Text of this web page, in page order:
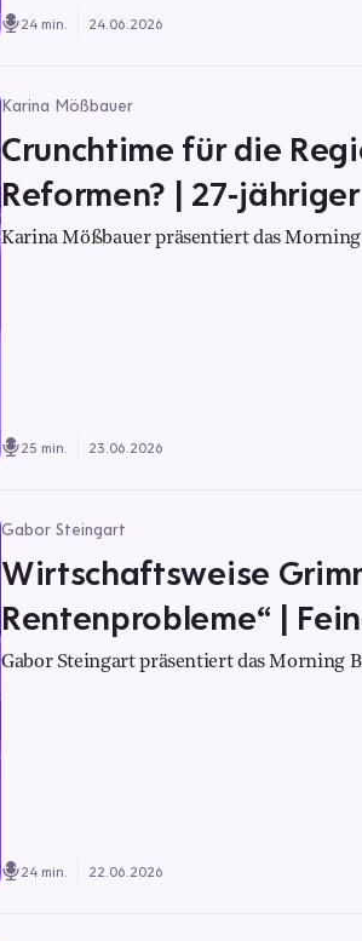
24 min. 24.06.2026
Karina Mößbauer
Crunchtime für die
Reformen? | 27-
Karina Mößbauer präsentiert das
25 min. 23.06.2026
Gabor Steingart
Wirtschaftsweise
Rentenprobleme“ |
Gabor Steingart präsentiert das Morning
24 min. 22.06.2026